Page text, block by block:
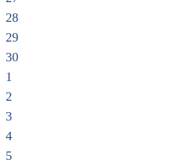
28
29
30
1
2
3
4
5